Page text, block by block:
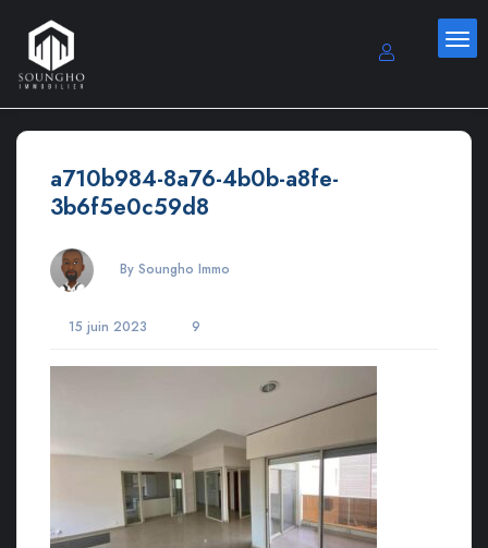
a710b984-8a76-4b0b-a8fe-
3b6f5e0c59d8
By Soungho Immo
15 juin 2023 9